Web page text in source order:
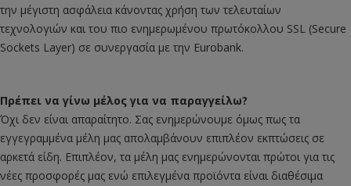
την μέγιστη ασφάλεια κάνοντας χρήση των τελευταίων
τεχνολογιών και του πιο ενημερωμένου πρωτόκολλου SSL (Secure
Sockets Layer) σε συνεργασία με την Eurobank.
Πρέπει να γίνω μέλος για να παραγγείλω?
Όχι δεν είναι απαραίτητο. Σας ενημερώνουμε όμως πως τα
εγγεγραμμένα μέλη μας απολαμβάνουν επιπλέον εκπτώσεις σε
αρκετά είδη. Επιπλέον, τα μέλη μας ενημερώνονται πρώτοι για τις
νέες προσφορές μας ενώ επιλεγμένα προϊόντα είναι διαθέσιμα